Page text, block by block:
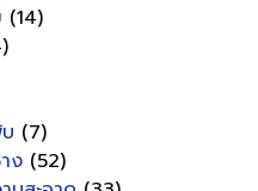
(14)
(7)
ง (52)